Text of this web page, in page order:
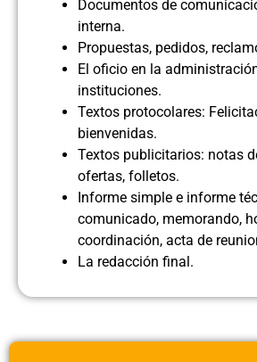
Documentos de
interna.
Propuestas, pedidos,
El oficio en la
instituciones.
Textos protocolares:
bienvenidas.
Textos publicitarios: notas
ofertas, folletos.
Informe simple e informe
comunicado, memorando,
coordinación, acta de
La redacción final.